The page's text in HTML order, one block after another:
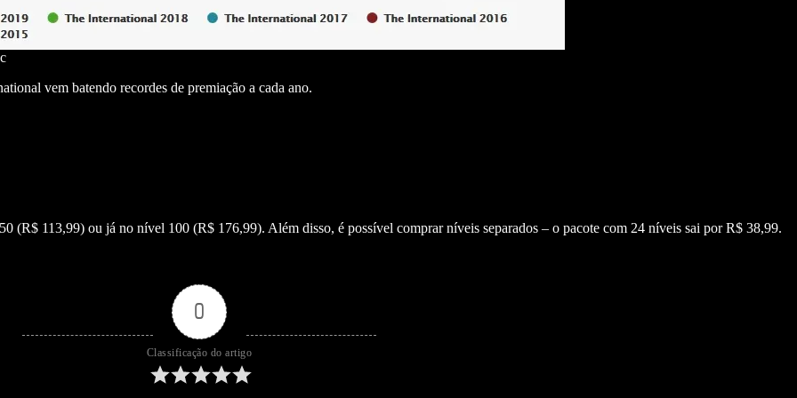
vem batendo recordes de premiação a cada ano.
(R$ 113,99) ou já no nível 100 (R$ 176,99). Além disso, é possível comprar níveis separados – o pacote com 24 níveis sai por R$ 38,99.
0
Classificação do artigo